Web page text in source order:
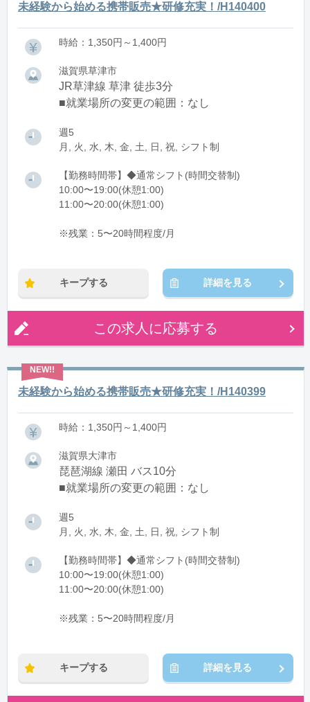
未経験から始める携帯販売★研修充実！/H140400
時給：1,350円～1,400円
滋賀県草津市
JR草津線 草津 徒歩3分
■就業場所の変更の範囲：なし
週5
月, 火, 水, 木, 金, 土, 日, 祝, シフト制
【勤務時間帯】◆通常シフト(時間交替制)
10:00〜19:00(休憩1:00)
11:00〜20:00(休憩1:00)
※残業：5〜20時間程度/月
キープする 詳細を見る
この求人に応募する
未経験から始める携帯販売★研修充実！/H140399
時給：1,350円～1,400円
滋賀県大津市
琵琶湖線 瀬田 バス10分
■就業場所の変更の範囲：なし
週5
月, 火, 水, 木, 金, 土, 日, 祝, シフト制
【勤務時間帯】◆通常シフト(時間交替制)
10:00〜19:00(休憩1:00)
11:00〜20:00(休憩1:00)
※残業：5〜20時間程度/月
キープする 詳細を見る